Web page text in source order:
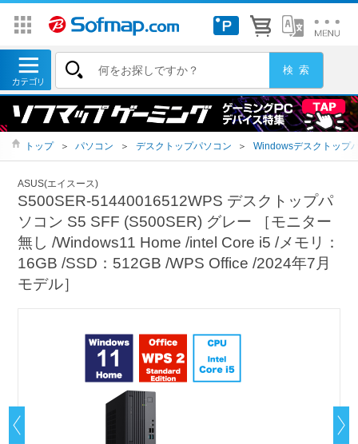
トップ ＞ パソコン ＞ デスクトップパソコン ＞ Windowsデスクトップ
ASUS(エイスース)
S500SER-51440016512WPS デスクトップパ
ソコン S5 SFF (S500SER) グレー ［モニター
無し /Windows11 Home /intel Core i5 /メモリ：
16GB /SSD：512GB /WPS Office /2024年7月
モデル］